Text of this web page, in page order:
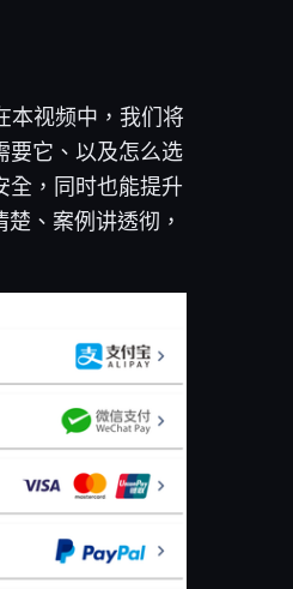
本视频中，我们将
要它、以及怎么选
全，同时也能提升
、案例讲透彻，